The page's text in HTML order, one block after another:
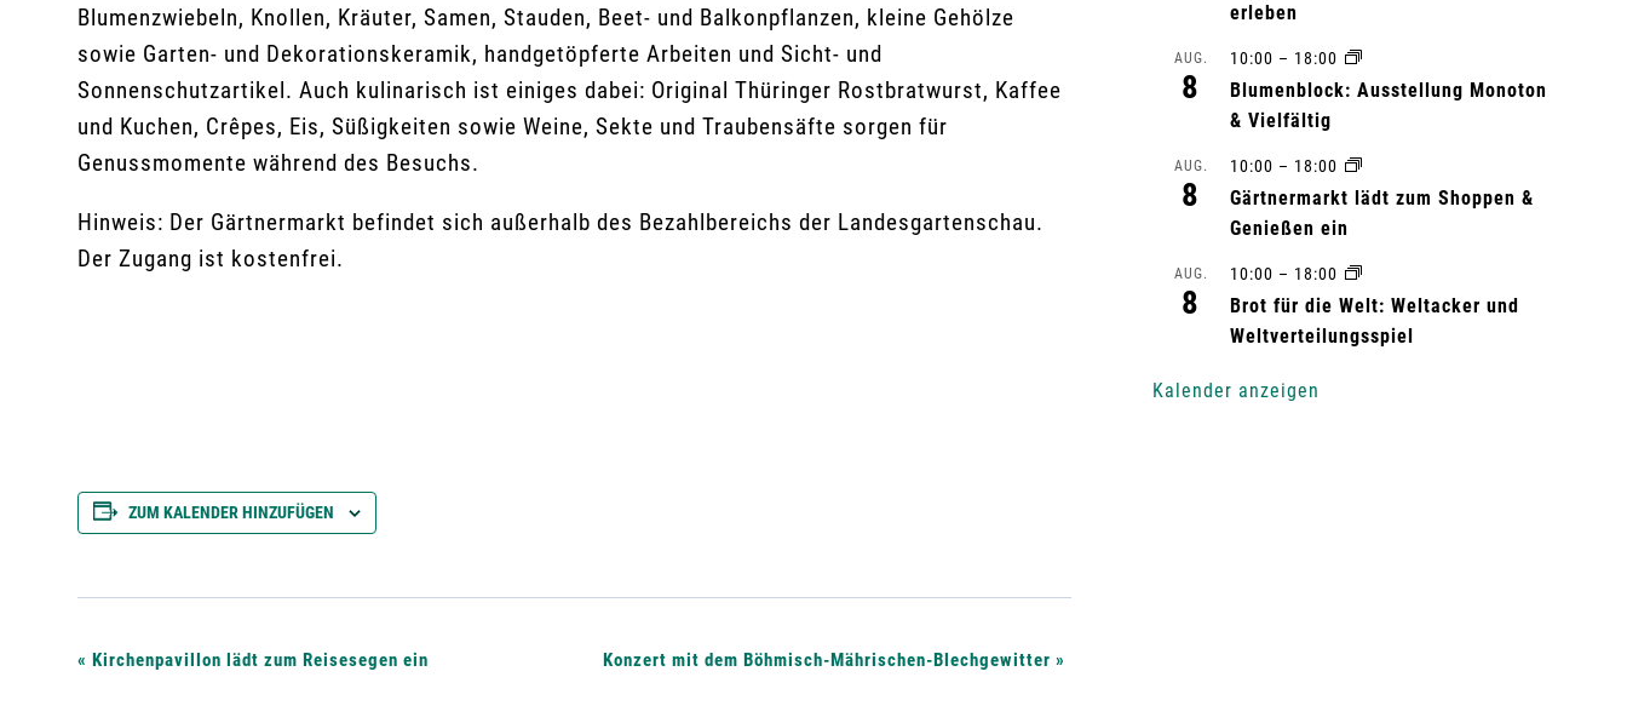
Blumenzwiebeln, Knollen, Kräuter, Samen, Stauden, Beet- und Balkonpflanzen, kleine Gehölze
sowie Garten- und Dekorationskeramik, handgetöpferte Arbeiten und Sicht- und
Sonnenschutzartikel. Auch kulinarisch ist einiges dabei: Original Thüringer Rostbratwurst, Kaffee
und Kuchen, Crêpes, Eis, Süßigkeiten sowie Weine, Sekte und Traubensäfte sorgen für
Genussmomente während des Besuchs.
Hinweis: Der Gärtnermarkt befindet sich außerhalb des Bezahlbereichs der Landesgartenschau.
Der Zugang ist kostenfrei.
ZUM KALENDER HINZUFÜGEN
V
« Kirchenpavillon lädt zum Reisesegen ein Konzert mit dem Böhmisch-Mährischen-Blechgewitter»
erleben
AUG.
8
10:00 – 18:00
Blumenblock: Ausstellung Monoton
& Vielfältig
AUG.
8
10:00 – 18:00
Gärtnermarkt lädt zum Shoppen &
Genießen ein
AUG.
8
10:00 – 18:00
Brot für die Welt: Weltacker und
Weltverteilungsspiel
Kalender anzeigen